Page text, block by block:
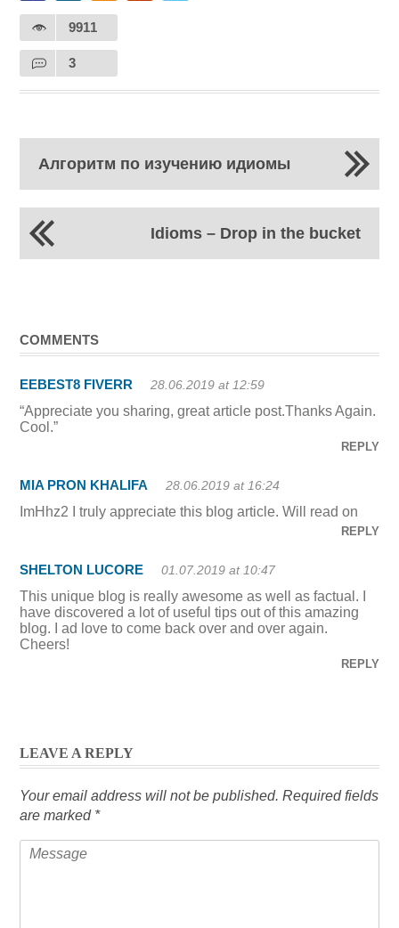
9911
3
Алгоритм по изучению идиомы
Idioms – Drop in the bucket
COMMENTS
EEBEST8 FIVERR 28.06.2019 at 12:59
“Appreciate you sharing, great article post.Thanks Again.
Cool.”
REPLY
MIA PRON KHALIFA 28.06.2019 at 16:24
ImHhz2 I truly appreciate this blog article. Will read on
REPLY
SHELTON LUCORE 01.07.2019 at 10:47
This unique blog is really awesome as well as factual. I
have discovered a lot of useful tips out of this amazing
blog. I ad love to come back over and over again.
Cheers!
REPLY
LEAVE A REPLY
Your email address will not be published. Required fields
are marked *